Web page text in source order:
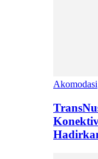
Akomodasi